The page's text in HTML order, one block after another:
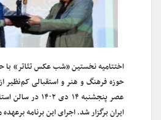
اختتامیه نخستین «شب عکس تئاتر» با
حوزه فرهنگ و هنر و استقبالی کم‌نظیر
عصر پنجشنبه ۱۴ دی
ایران برگزار شد. اجرای این برنامه